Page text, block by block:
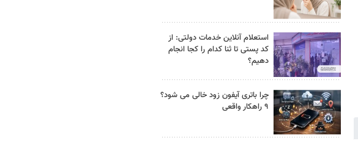
استعلام آنلاین خدمات دولتی: از
کد پستی تا ثنا کدام را کجا انجام
دهیم؟
چرا باتری آیفون زود خالی می شود؟
۹ راهکار واقعی